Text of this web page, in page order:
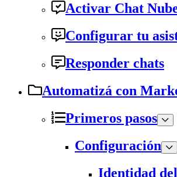
Activar Chat
Configurar tu
Responder chats
Automatizá con
Primeros pasos
Configuración
Identidad